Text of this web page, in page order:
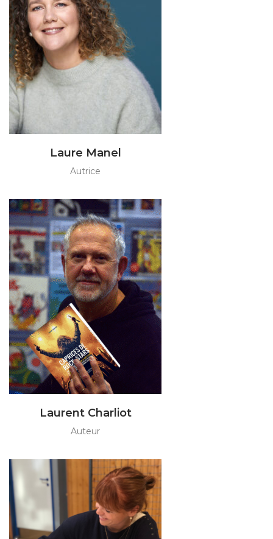
Laure Manel
Autrice
Laurent Charliot
Auteur